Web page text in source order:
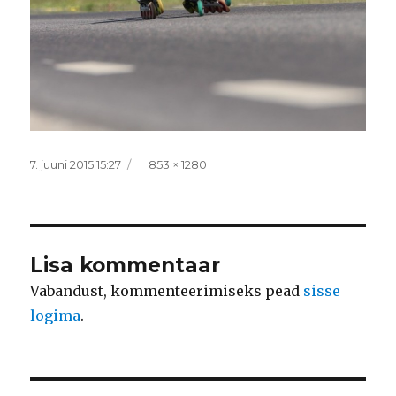
Postitatud
7. juuni 2015 15:27 Täissuurus
853 × 1280
Lisa kommentaar
Vabandust, kommenteerimiseks pead sisse
logima.